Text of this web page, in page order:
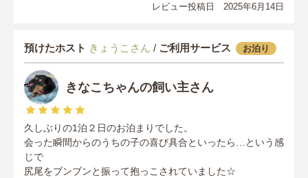
レビュー投稿日 2025年6月14日
預けたホスト きょうこさん / ご利用サービス お泊り
きなこちゃんの飼い主さん
久しぶりの1泊２日のお泊まりでした。
会った瞬間からのうちの子の喜び具合といったら…という感
じで
尻尾をブンブンと振って抱っこされていました☆